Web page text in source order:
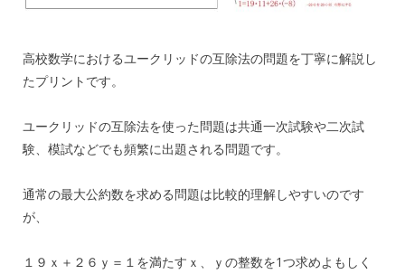
高校数学におけるユークリッドの互除法の問題を丁寧に解説し
たプリントです。
ユークリッドの互除法を使った問題は共通一次試験や二次試
験、模試などでも頻繁に出題される問題です。
通常の最大公約数を求める問題は比較的理解しやすいのです
が、
１９ｘ＋２６ｙ＝１を満たすｘ、ｙの整数を1つ求めよもしく